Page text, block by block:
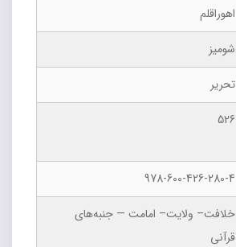
اهوراقلم
شومیز
تحریر
526
978-600-426-280-4
خلافت– ولایت– امامت — جنبه‌های
قرآنی